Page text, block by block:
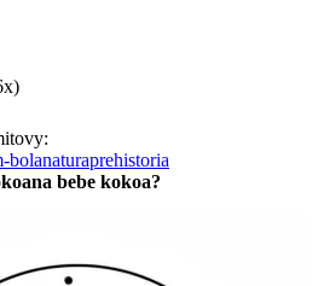
bolanaturaprehistoria
bebe kokoa?